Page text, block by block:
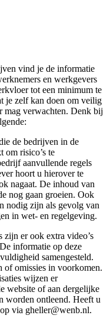
vind je de informatie
en werkgevers
tot een minimum te
je zelf kan doen om veilig
mag verwachten. Denk bij
de bedrijven in de
om risico’s te
aanvullende regels
hoort u hierover te
nagaat. De inhoud van
nog gaan groeien. Ook
nodig zijn als gevolg van
in wet- en regelgeving.
zijn er ook extra video’s
informatie op deze
samengesteld.
of omissies in voorkomen.
wijzen er
website of aan dergelijke
worden ontleend. Heeft u
via gheller@wenb.nl.